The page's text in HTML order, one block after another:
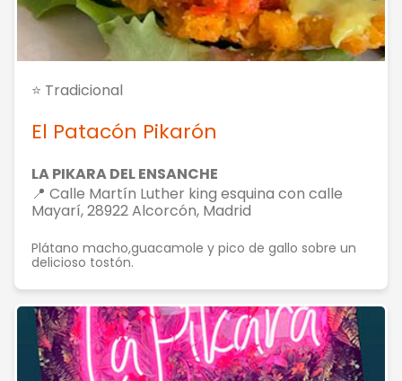
⭐ Tradicional
El Patacón Pikarón
LA PIKARA DEL ENSANCHE
📍 Calle Martín Luther king esquina con calle
Mayarí, 28922 Alcorcón, Madrid
Plátano macho,guacamole y pico de gallo sobre un
delicioso tostón.